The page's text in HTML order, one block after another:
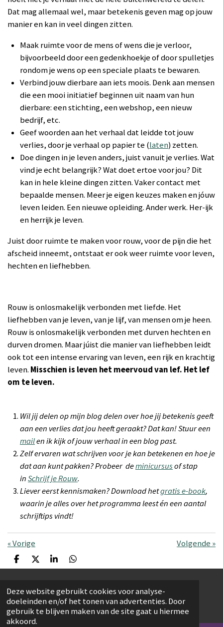
Deze website gebruikt cookies voor analyse-
doeleinden en/of het tonen van advertenties. Door
gebruik te blijven maken van de site gaat u hiermee
akkoord.
Dat mag allemaal wel, maar betekenis geven mag op jouw
manier en kan in veel dingen zitten.
Maak ruimte voor de mens of wens die je verloor,
bijvoorbeeld door een gedenkhoekje of door spulletjes
rondom je wens op een speciale plaats te bewaren.
Verbind jouw dierbare aan iets moois. Denk aan mensen
die een mooi initiatief beginnen uit naam van hun
dierbare: een stichting, een webshop, een nieuw
bedrijf, etc.
Geef woorden aan het verhaal dat leidde tot jouw
verlies, door je verhaal op papier te (laten) zetten.
Doe dingen in je leven anders, juist vanuit je verlies. Wat
vind je echt belangrijk? Wat doet ertoe voor jou? Dit
kan in hele kleine dingen zitten. Vaker contact met
bepaalde mensen. Meer je eigen keuzes maken en jóuw
leven leiden. Een nieuwe opleiding. Ander werk. Her-ijk
en herrijk je leven.
Juist door ruimte te maken voor rouw, voor de pijn die het
afscheid inneemt, ontstaat er ook weer ruimte voor leven,
hechten en liefhebben.
Rouw is onlosmakelijk verbonden met liefde. Het
liefhebben van je leven, van je lijf, van mensen om je heen.
Rouw is onlosmakelijk verbonden met durven hechten en
durven dromen. Maar júist die manier van liefhebben leidt
ook tot een intense ervaring van leven, een rijk en krachtig
leven. Misschien is leven het meervoud van lef. Het lef
om te leven.
Wil jij delen op mijn blog delen over hoe jij betekenis geeft
aan een verlies dat jou heeft geraakt? Dat kan! Stuur een
mailen ik kijk of jouw verhaal in een blog past.
Zelf ervaren wat schrijven voor je kan betekenen en hoe je
dat aan kunt pakken? Probeer deminicursusof stap
inSchrijf je Rouw.
Liever eerst kennismaken? Download hetgratis e-book,
waarin je alles over het programma leest én een aantal
schrijftips vindt!
«Vorige Volgende »
D
e
e
n
D
e
l
S
h
r
e
D
e
e
n
© 2019 - 2026 Schrijf je Rouw
Powered byJouwWeb